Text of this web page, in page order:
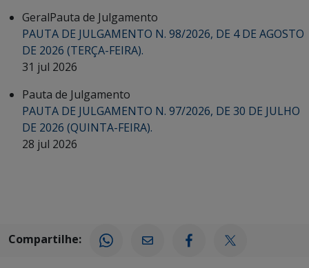
GeralPauta de Julgamento
PAUTA DE JULGAMENTO N. 98/2026, DE 4 DE AGOSTO
DE 2026 (TERÇA-FEIRA).
31 jul 2026
Pauta de Julgamento
PAUTA DE JULGAMENTO N. 97/2026, DE 30 DE JULHO
DE 2026 (QUINTA-FEIRA).
28 jul 2026
Compartilhe: